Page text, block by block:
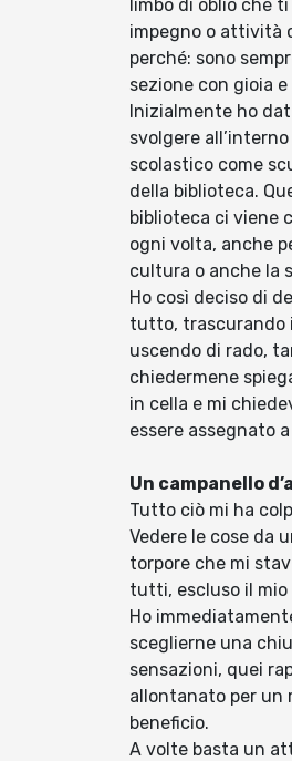
limbo di oblio che
impegno o attività
perché: sono
sezione con gioia e
Inizialmente ho
svolgere
scolastico come
della biblioteca.
biblioteca ci viene
ogni volta, anche
cultura o anche la
Ho così deciso di
tutto, trascurando
uscendo di rado,
chiedermene
in cella e mi
essere assegnato
Un campanello
Tutto ciò mi ha
Vedere le cose da
torpore che mi
tutti, escluso il mio
Ho
sceglierne una
sensazioni, quei
allontanato per un
beneficio.
A volte basta un